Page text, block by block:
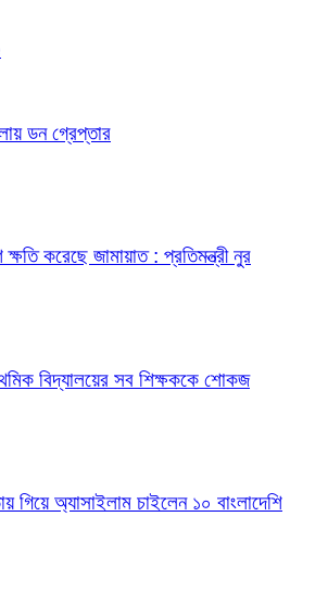
ডন গ্রেপ্তার
করেছে জামায়াত : প্রতিমন্ত্রী নুর
বিদ্যালয়ের সব শিক্ষককে শোকজ
গিয়ে অ্যাসাইলাম চাইলেন ১০ বাংলাদেশি